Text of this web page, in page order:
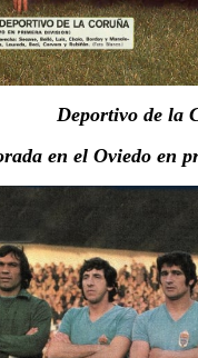
Deportivo de la
en el Oviedo en